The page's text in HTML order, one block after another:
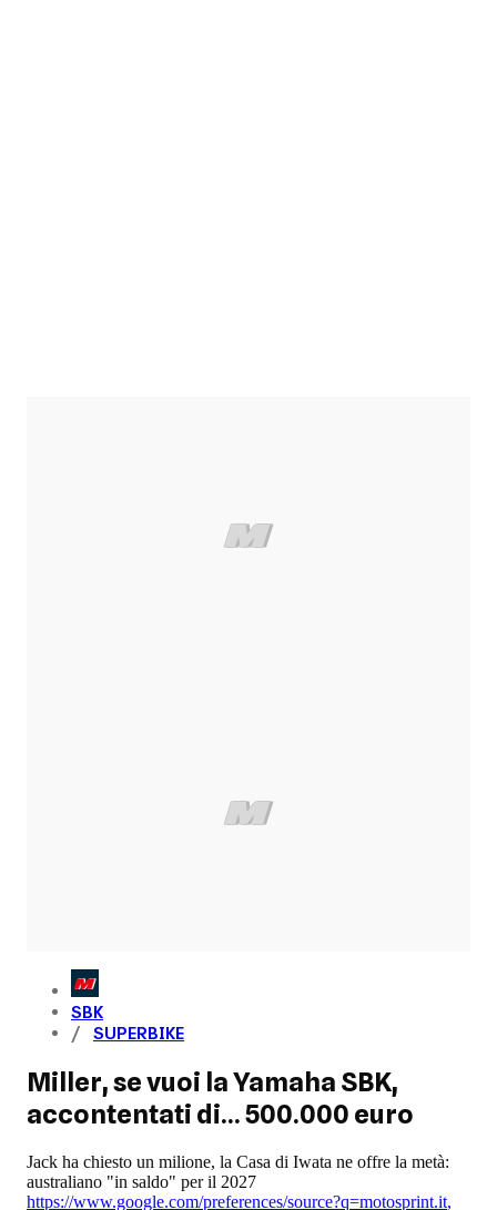
SBK
SUPERBIKE
Miller, se vuoi la Yamaha SBK,
accontentati di... 500.000 euro
Jack ha chiesto un milione, la Casa di Iwata ne offre la metà:
australiano "in saldo" per il 2027
https://www.google.com/preferences/source?q=motosprint.it,